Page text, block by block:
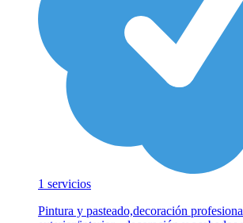
1 servicios
Pintura y pasteado,decoración